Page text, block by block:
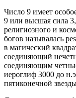
Число 9 имеет
9 или высшая сила
религиозного и
богов называлась
в магический
соединяющий
соединяющим
иероглиф 3000 до
пятиконечной